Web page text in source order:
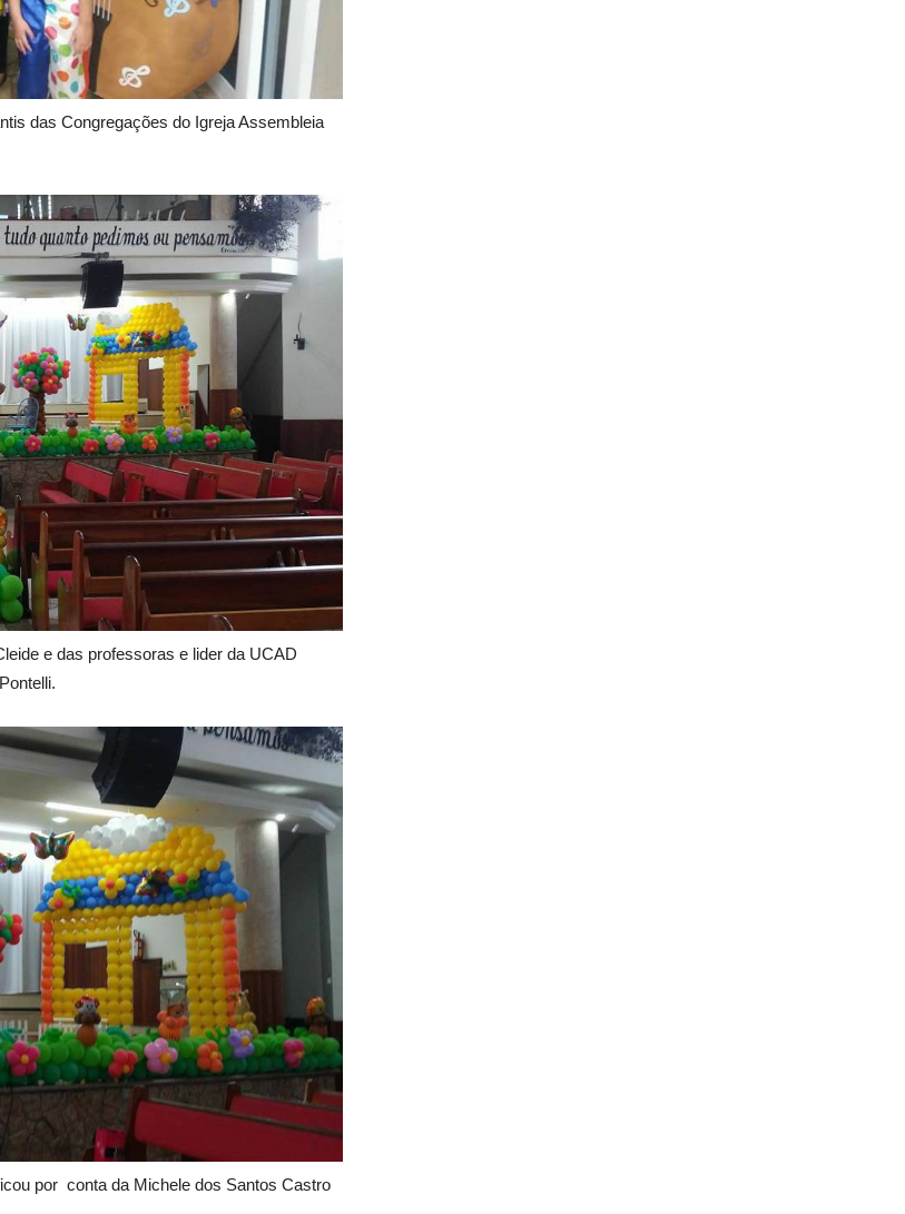
das Congregações do Igreja Assembleia
e das professoras e lider da UCAD
por conta da Michele dos Santos Castro